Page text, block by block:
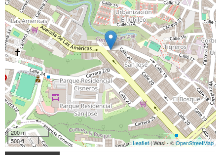
200 m
500 ft
Leaflet| Wasi - ©OpenStreetMap